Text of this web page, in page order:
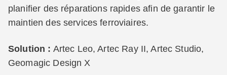
planifier des réparations rapides afin de garantir le
maintien des services ferroviaires.
Solution : Artec Leo, Artec Ray II, Artec Studio,
Geomagic Design X